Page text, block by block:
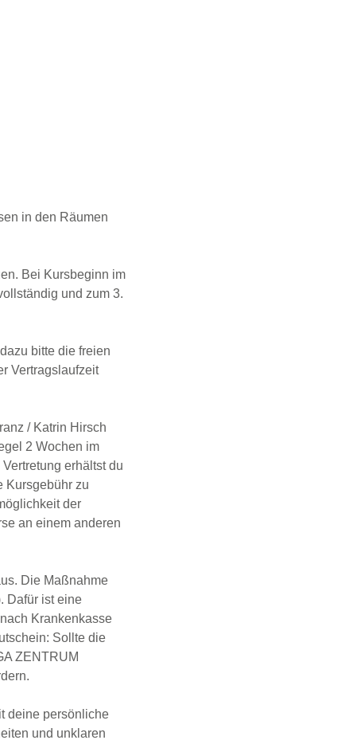
in den Räumen
Bei Kursbeginn im
und zum 3.
bitte die freien
Vertragslaufzeit
/ Katrin Hirsch
2 Wochen im
erhältst du
Kursgebühr zu
der
an einem anderen
Die Maßnahme
Dafür ist eine
Krankenkasse
Sollte die
ZENTRUM
deine persönliche
und unklaren